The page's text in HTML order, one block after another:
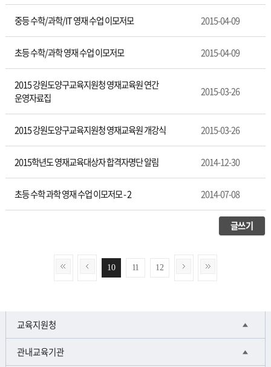
중등 수학/과학/IT 영재 수업 이모저모 2015-04-09
초등 수학/과학 영재 수업 이모저모 2015-04-09
2015 강원도양구교육지원청 영재교육원 연간
운영자료집
2015-03-26
2015 강원도양구교육지원청 영재교육원 개강식 2015-03-26
2015학년도 영재교육대상자 합격자명단 알림 2014-12-30
초등 수학 과학 영재 수업 이모저모 - 2 2014-07-08
글쓰기
10 11 12
교육지원청
관내교육기관